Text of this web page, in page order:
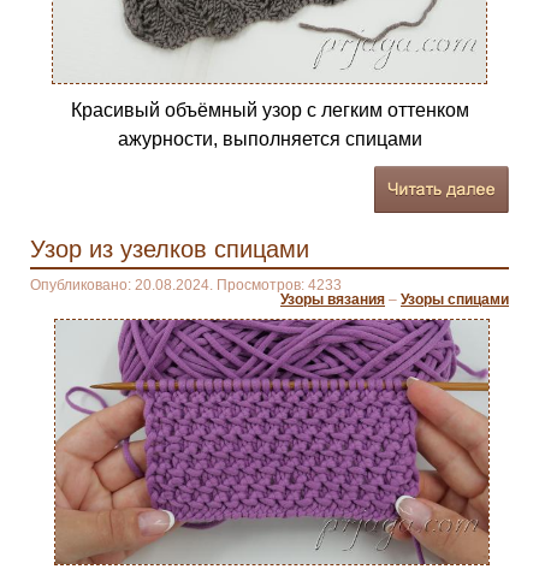
Красивый объёмный узор с легким оттенком
ажурности, выполняется спицами
Узор из узелков спицами
Опубликовано: 20.08.2024. Просмотров: 4233
Узоры вязания – Узоры спицами